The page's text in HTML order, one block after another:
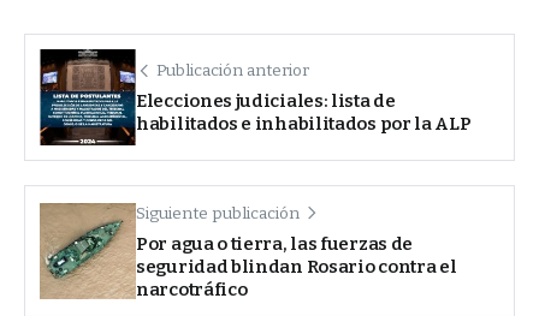
Publicación anterior
Elecciones judiciales: lista de
habilitados e inhabilitados por la ALP
Siguiente publicación
Por agua o tierra, las fuerzas de
seguridad blindan Rosario contra el
narcotráfico